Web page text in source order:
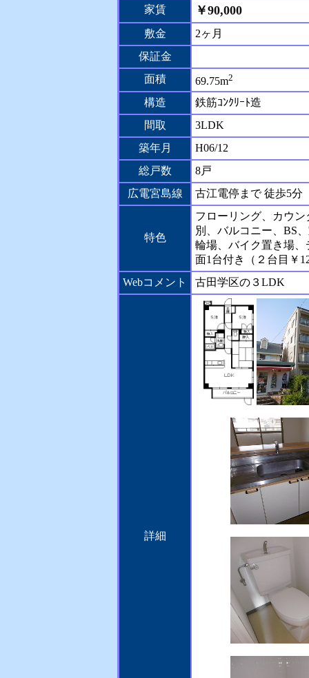
家賃
￥90,000
敷金
2ヶ月
保証金
面積
69.75m2
構造
鉄筋ｺﾝｸﾘｰﾄ造
間取
3LDK
築年月
H06/12
総戸数
8戸
広電宮島線
古江電停まで 徒歩5分
特色
フローリング、カウ
別、バルコニー、BS
輪場、バイク置き場
面1台付き（２台目￥
Webコメント
古田学区の３LDK
詳細